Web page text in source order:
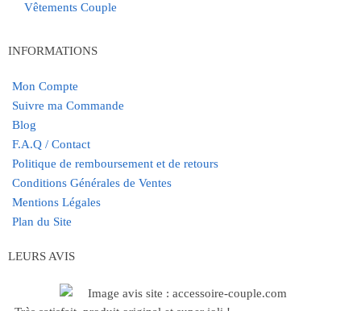
Vêtements Couple
INFORMATIONS
Mon Compte
Suivre ma Commande
Blog
F.A.Q / Contact
Politique de remboursement et de retours
Conditions Générales de Ventes
Mentions Légales
Plan du Site
LEURS AVIS